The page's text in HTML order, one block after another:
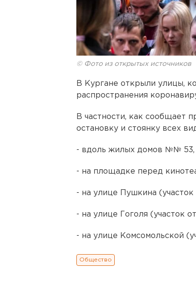
© Фото из открытых источников
В Кургане открыли улицы,
распространения
В частности, как сообщает
остановку и стоянку всех
- вдоль жилых домов №№ 53,
- на площадке перед
- на улице Пушкина
- на улице Гоголя (участок
- на улице Комсомольской
Общество